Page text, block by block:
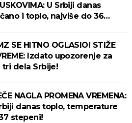
U Srbiji danas
i toplo, najviše do 36
SE HITNO OGLASIO! STIŽE
Izdato upozorenje za
tri dela Srbije!
NAGLA PROMENA VREMENA:
danas toplo, temperature
stepeni!